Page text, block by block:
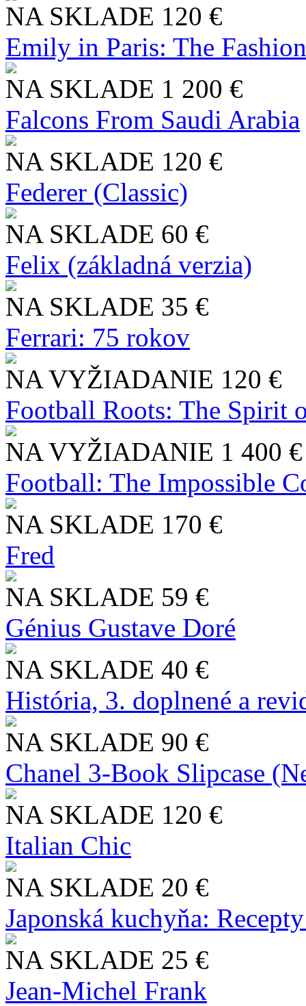
NA SKLADE 120 €
Emily in Paris: The
NA SKLADE 1 200 €
Falcons From Saudi Arabia
NA SKLADE 120 €
Federer (Classic)
NA SKLADE 60 €
Felix (základná verzia)
NA SKLADE 35 €
Ferrari: 75 rokov
NA VYŽIADANIE 120 €
Football Roots: The Spirit
NA VYŽIADANIE 1 400 €
Football: The Impossible
NA SKLADE 170 €
Fred
NA SKLADE 59 €
Génius Gustave Doré
NA SKLADE 40 €
História, 3. doplnené a
NA SKLADE 90 €
Chanel 3-Book Slipcase
NA SKLADE 120 €
Italian Chic
NA SKLADE 20 €
Japonská kuchyňa:
NA SKLADE 25 €
Jean-Michel Frank